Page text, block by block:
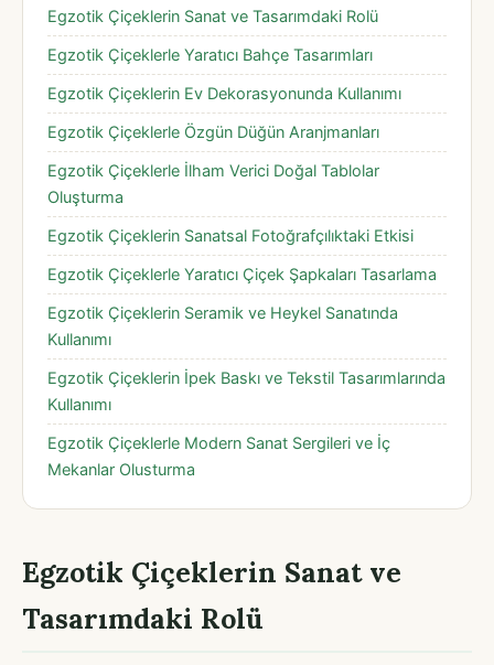
Egzotik Çiçeklerin Sanat ve Tasarımdaki Rolü
Egzotik Çiçeklerle Yaratıcı Bahçe Tasarımları
Egzotik Çiçeklerin Ev Dekorasyonunda Kullanımı
Egzotik Çiçeklerle Özgün Düğün Aranjmanları
Egzotik Çiçeklerle İlham Verici Doğal Tablolar
Oluşturma
Egzotik Çiçeklerin Sanatsal Fotoğrafçılıktaki Etkisi
Egzotik Çiçeklerle Yaratıcı Çiçek Şapkaları Tasarlama
Egzotik Çiçeklerin Seramik ve Heykel Sanatında
Kullanımı
Egzotik Çiçeklerin İpek Baskı ve Tekstil Tasarımlarında
Kullanımı
Egzotik Çiçeklerle Modern Sanat Sergileri ve İç
Mekanlar Olusturma
Egzotik Çiçeklerin Sanat ve
Tasarımdaki Rolü